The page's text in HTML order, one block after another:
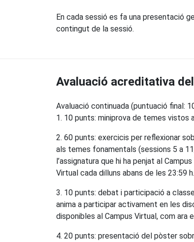
En cada sessió es fa una presentació
contingut de la sessió.
Avaluació acreditativa
Avaluació continuada (puntuació final:
1. 10 punts: miniprova de temes vistos
2. 60 punts: exercicis per reflexionar
als temes fonamentals (sessions 5 a
l’assignatura que hi ha penjat al
Virtual cada dilluns abans de les 23:59
3. 10 punts: debat i participació a
anima a participar activament en les
disponibles al Campus Virtual, com ara
4. 20 punts: presentació del pòster